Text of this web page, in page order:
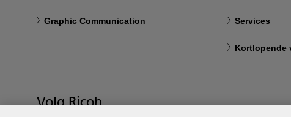
Graphic Communication Services
Kortlopende
Volg Ricoh